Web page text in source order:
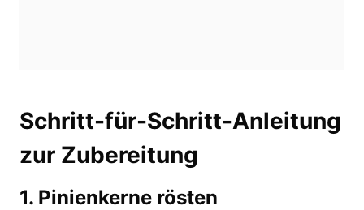
Schritt-für-Schritt-Anleitung
zur Zubereitung
1. Pinienkerne rösten